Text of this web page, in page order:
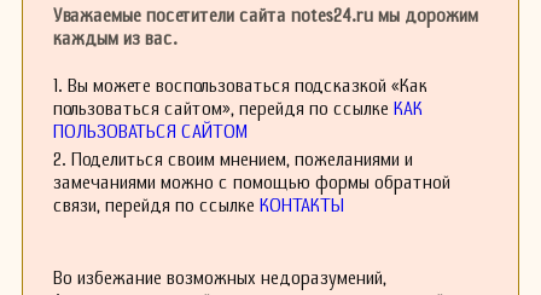
композиторская деятельность пришлась на
начало 19 века, и он стал известен своими
пользовались популярностью в кругу
исполнителей того времени.
Одним из его наиболее знаменитых
произведений является «Концерт для флейты»
— работа, которая продемонстрировала его
виртуозное владение инструментом и
музыкантами своего времени, что
Уважаемые посетители сайта notes24.ru мы дорожим
каждым из вас.
1. Вы можете воспользоваться подсказкой «Как
пользоваться сайтом», перейдя по ссылке КАК
ПОЛЬЗОВАТЬСЯ САЙТОМ
2. Поделиться своим мнением, пожеланиями и
замечаниями можно с помощью формы обратной
связи, перейдя по ссылке КОНТАКТЫ
Во избежание возможных недоразумений,